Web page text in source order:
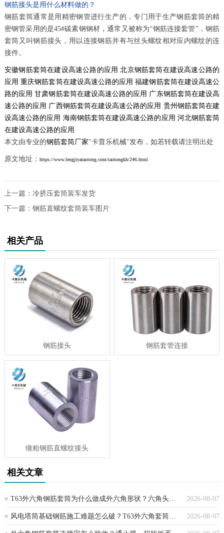
钢筋接头是用什么材料做的？
钢筋套筒通常是用精密钢管进行生产的，专门用于生产钢筋套筒的精
密钢管采用的是45#碳素钢钢材，通常又被称为“钢筋连接套管”，钢筋
套筒又叫钢筋接头，用以连接钢筋并有与丝头螺纹相对应内螺纹的连
接件。
安徽钢筋套筒在建设高速公路的应用 北京钢筋套筒在建设高速公路的
应用 重庆钢筋套筒在建设高速公路的应用 福建钢筋套筒在建设高速公
路的应用 甘肃钢筋套筒在建设高速公路的应用 广东钢筋套筒在建设高
速公路的应用 广西钢筋套筒在建设高速公路的应用 贵州钢筋套筒在建
设高速公路的应用 海南钢筋套筒在建设高速公路的应用 河北钢筋套筒
在建设高速公路的应用
本文由专业的钢筋套筒厂家"卡普乐机械"发布，如若转载请注明出处
原文地址： https://www.lengjiyataotong.com/taotongkh/246.html
上一篇： 冷挤压套筒装车发货
下一篇： 钢筋直螺纹套筒装车图片
相关产品
钢筋接头 钢筋套管连接
镦粗钢筋直螺纹接头
相关文章
2026-08-07
T63外六角钢筋套筒为什么做成外六角形状？六角头设计背后的工程智慧
2026-08-07
风电塔筒基础钢筋施工难题怎么破？T63外六角套筒连接方案深度解析